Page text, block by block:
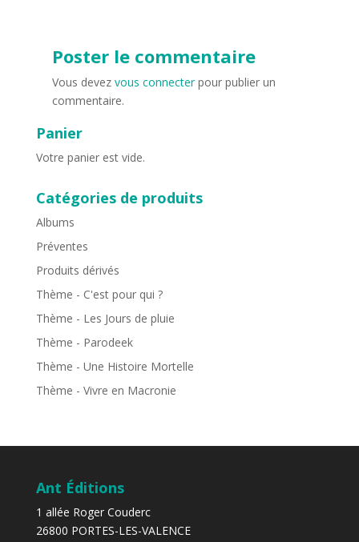
Poster le commentaire
Vous devez vous connecterpour publier un
commentaire.
Panier
Votre panier est vide.
Catégories de produits
Albums
Préventes
Produits dérivés
Thème - C'est pour qui ?
Thème - Les Jours de pluie
Thème - Parodeek
Thème - Une Histoire Mortelle
Thème - Vivre en Macronie
Ant Éditions
1 allée Roger Couderc
26800 PORTES-LES-VALENCE